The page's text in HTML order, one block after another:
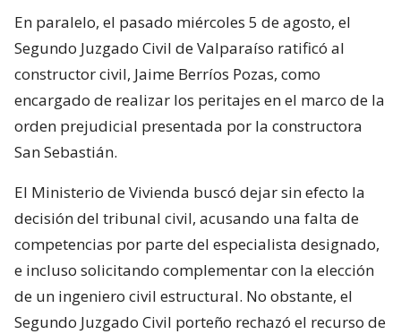
En paralelo, el pasado miércoles 5 de agosto, el
Segundo Juzgado Civil de Valparaíso ratificó al
constructor civil, Jaime Berríos Pozas, como
encargado de realizar los peritajes en el marco de la
orden prejudicial presentada por la constructora
San Sebastián.
El Ministerio de Vivienda buscó dejar sin efecto la
decisión del tribunal civil, acusando una falta de
competencias por parte del especialista designado,
e incluso solicitando complementar con la elección
de un ingeniero civil estructural. No obstante, el
Segundo Juzgado Civil porteño rechazó el recurso de